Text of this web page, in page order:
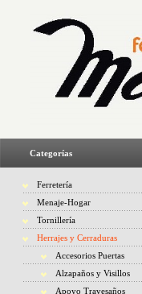
Categorías
Ferretería
Menaje-Hogar
Tornillería
Herrajes y Cerraduras
Accesorios Puertas
Alzapaños y Visillos
Apoyo Travesaños